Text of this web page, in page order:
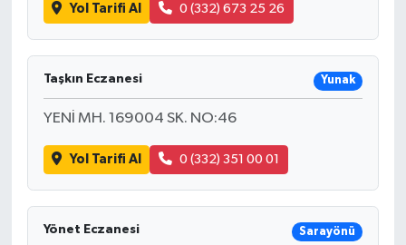
Yol Tarifi Al 0 (332) 673 25 26
Taşkın Eczanesi Yunak
YENİ MH. 169004 SK. NO:46
Yol Tarifi Al 0 (332) 351 00 01
Yönet Eczanesi Sarayönü